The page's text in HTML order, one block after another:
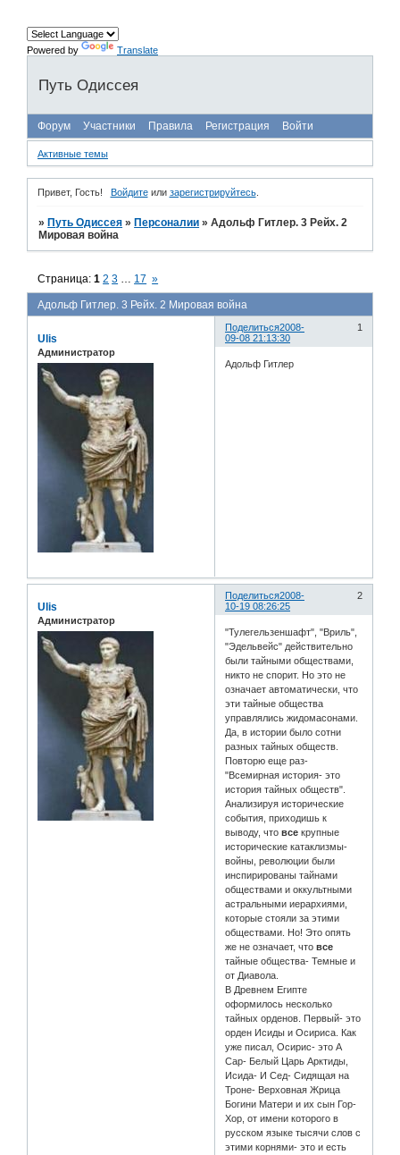
Powered by Translate
Путь Одиссея
Форум Участники Правила Регистрация Войти
Активные темы
Привет, Гость! Войдитеили зарегистрируйтесь.
» Путь Одиссея » Персоналии »Адольф Гитлер. 3 Рейх. 2
Мировая война
Адольф Гитлер. 3 Рейх. 2 Мировая война
Страница:1 2 3 17 »
Поделиться 1
2008-
09-08 21:13:30
Ulis
Администратор
Адольф Гитлер
Поделиться 2
2008-
10-19 08:26:25
Ulis
Администратор
"Тулегельзеншафт", "Вриль",
"Эдельвейс" действительно
были тайными обществами,
никто не спорит. Но это не
означает автоматически, что
эти тайные общества
управлялись жидомасонами.
Да, в истории было сотни
разных тайных обществ.
Повторю еще раз-
"Всемирная история- это
история тайных обществ".
Анализируя исторические
события, приходишь к
выводу, чтовсе крупные
исторические катаклизмы-
войны, революции были
инспирированы тайнами
обществами и оккультными
астральными иерархиями,
которые стояли за этими
обществами. Но! Это опять
же не означает, чтовсе
тайные общества- Темные и
от Диавола.
В Древнем Египте
оформилось несколько
тайных орденов. Первый- это
орден Исиды и Осириса. Как
уже писал, Осирис- это А
Сар- Белый Царь Арктиды,
Исида- И Сед- Сидящая на
Троне- Верховная Жрица
Богини Матери и их сын Гор-
Хор, от имени которого в
русском языке тысячи слов с
этими корнями- это и есть